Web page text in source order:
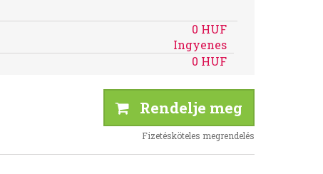
0 HUF
Ingyenes
0 HUF
Rendelje meg
Fizetésköteles megrendelés